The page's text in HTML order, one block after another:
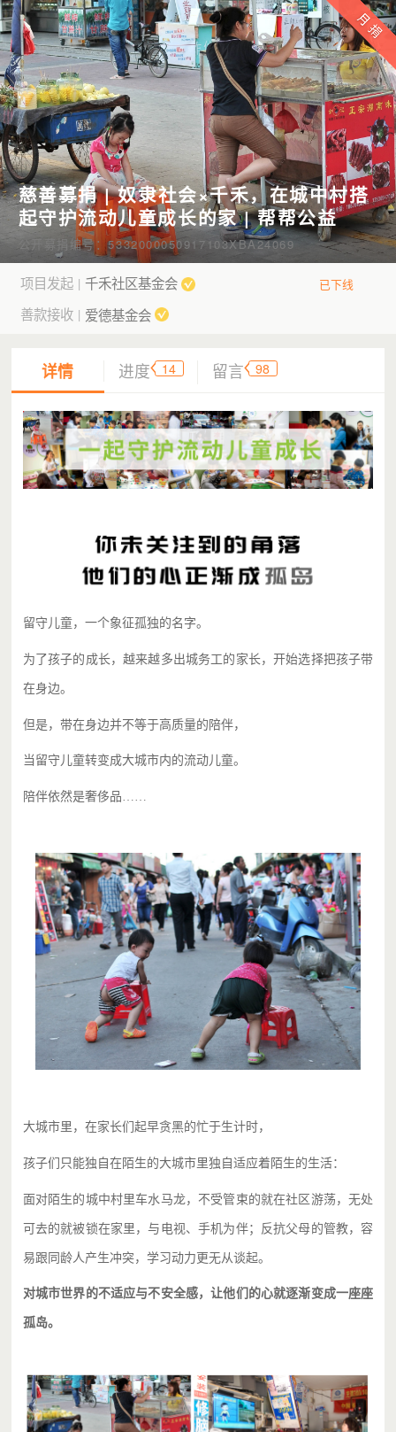
慈善募捐 | 奴隶社会×千禾，在城中村搭
起守护流动儿童成长的家 | 帮帮公益
公开募捐编号：5332000050917103XBA24069
项目发起 | 千禾社区基金会 已下线
善款接收 | 爱德基金会
详情 进度 14 留言 98
留守儿童，一个象征孤独的名字。
为了孩子的成长，越来越多出城务工的家长，开始选择把孩子带
在身边。
但是，带在身边并不等于高质量的陪伴，
当留守儿童转变成大城市内的流动儿童。
陪伴依然是奢侈品……
大城市里，在家长们起早贪黑的忙于生计时，
孩子们只能独自在陌生的大城市里独自适应着陌生的生活：
面对陌生的城中村里车水马龙，不受管束的就在社区游荡，无处
可去的就被锁在家里，与电视、手机为伴；反抗父母的管教，容
易跟同龄人产生冲突，学习动力更无从谈起。
对城市世界的不适应与不安全感，让他们的心就逐渐变成一座座
孤岛。